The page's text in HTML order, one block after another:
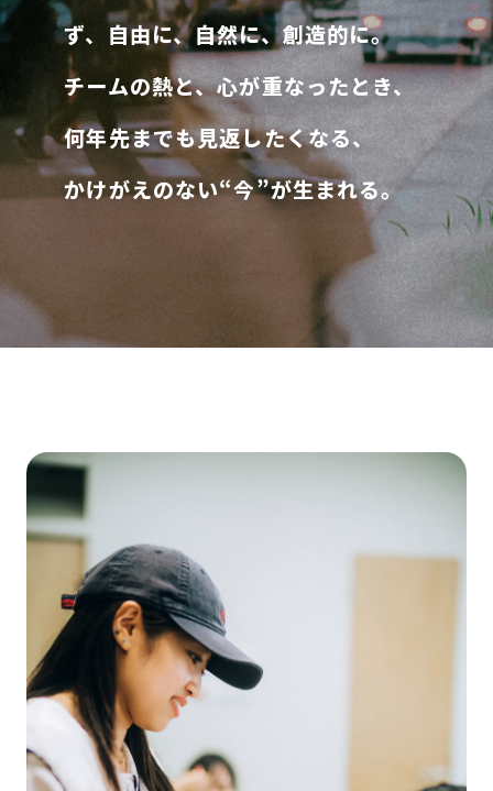
ず、自由に、自然に、創造的に。
チームの熱と、心が重なったとき、
何年先までも見返したくなる、
かけがえのない“今”が生まれる。